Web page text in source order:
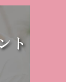
ト